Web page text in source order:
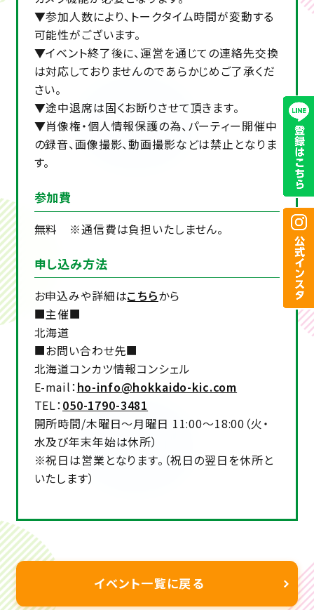
▼参加人数により、トークタイム時間が変動する
可能性がございます。
▼イベント終了後に、運営を通じての連絡先交換
は対応しておりませんのであらかじめご了承くだ
さい。
▼途中退席は固くお断りさせて頂きます。
▼肖像権・個人情報保護の為、パーティー開催中
の録音、画像撮影、動画撮影などは禁止となりま
す。
参加費
無料 ※通信費は負担いたしません。
申し込み方法
お申込みや詳細はこちらから
■主催■
北海道
■お問い合わせ先■
北海道コンカツ情報コンシェル
E-mail： ho-info@hokkaido-kic.com
TEL： 050-1790-3481
開所時間/木曜日～月曜日 11:00～18:00（火・
水及び年末年始は休所）
※祝日は営業となります。（祝日の翌日を休所と
いたします）
イベント一覧に戻る